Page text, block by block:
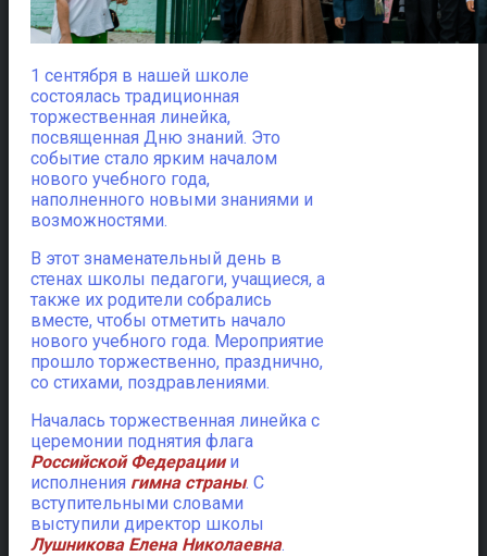
1 сентября в нашей школе
состоялась традиционная
торжественная линейка,
посвященная Дню знаний. Это
событие стало ярким началом
нового учебного года,
наполненного новыми знаниями и
возможностями.
В этот знаменательный день в
стенах школы педагоги, учащиеся, а
также их родители собрались
вместе, чтобы отметить начало
нового учебного года. Мероприятие
прошло торжественно, празднично,
со стихами, поздравлениями.
Началась торжественная линейка с
церемонии поднятия флага
Российской Федерациии
исполнения гимна страны. С
вступительными словами
выступили директор школы
Лушникова Елена Николаевна.